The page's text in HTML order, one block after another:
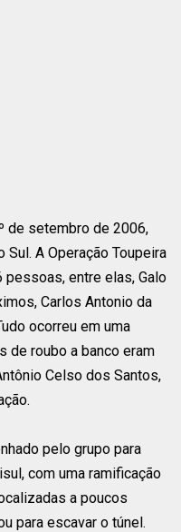
de setembro de 2006,
Sul. A Operação Toupeira
entre elas, Galo
Carlos Antonio da
ocorreu em uma
de roubo a banco eram
Celso dos Santos,
pelo grupo para
com uma ramificação
a poucos
para escavar o túnel.